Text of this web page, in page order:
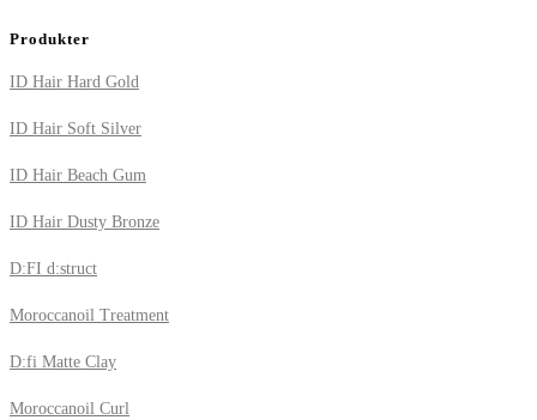
Produkter
ID Hair Hard Gold
ID Hair Soft Silver
ID Hair Beach Gum
ID Hair Dusty Bronze
D:FI d:struct
Moroccanoil Treatment
D:fi Matte Clay
Moroccanoil Curl